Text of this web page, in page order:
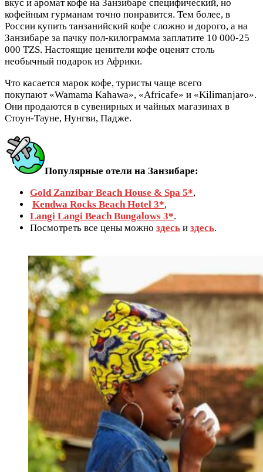
вкус и аромат кофе на Занзибаре специфический, но
кофейным гурманам точно понравится. Тем более, в
России купить танзанийский кофе сложно и дорого, а на
Занзибаре за пачку пол-килограмма заплатите 10 000-25
000 TZS. Настоящие ценители кофе оценят столь
необычный подарок из Африки.
Что касается марок кофе, туристы чаще всего
покупают «Wamama Kahawa», «Africafe» и «Kilimanjaro».
Они продаются в сувенирных и чайных магазинах в
Стоун-Тауне, Нунгви, Падже.
Популярные отели на Занзибаре:
Gold Zanzibar Beach House & Spa 5*,
Kendwa Rocks Beach Hotel 3*,
Langi Langi Beach Bungalows 3*.
Посмотреть все цены можно здесь и здесь.